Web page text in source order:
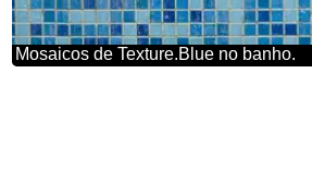
Mosaicos de Texture.Blue no banho.